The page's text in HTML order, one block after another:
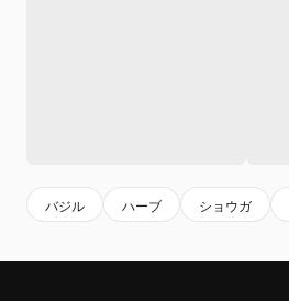
バジル ハーブ ショウガ